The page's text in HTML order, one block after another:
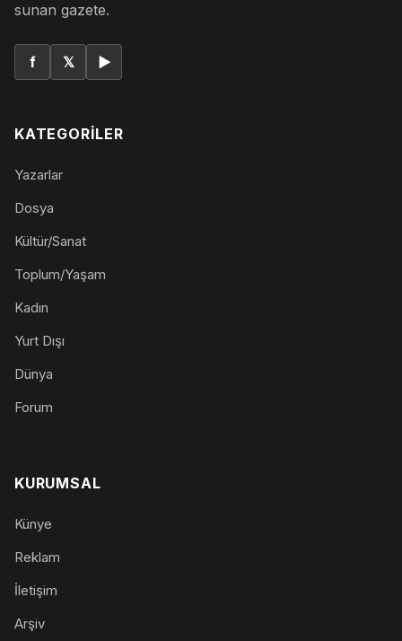
sunan gazete.
f 𝕏 ▶
KATEGORILER
Yazarlar
Dosya
Kültür/Sanat
Toplum/Yaşam
Kadın
Yurt Dışı
Dünya
Forum
KURUMSAL
Künye
Reklam
İletişim
Arşiv